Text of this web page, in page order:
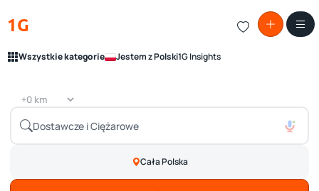
1G
Wszystkie kategorie Jestem z Polski1G Insights
Cała Polska